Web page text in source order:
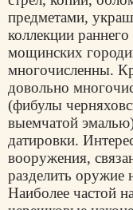
предметами,
коллекции
мощинских
многочисленны.
довольно
(фибулы
выемчатой
датировки.
вооружения,
разделить
Наиболее частой